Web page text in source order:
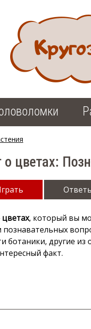
о цветах:
цветах, который вы
познавательных
ботаники, другие
факт.